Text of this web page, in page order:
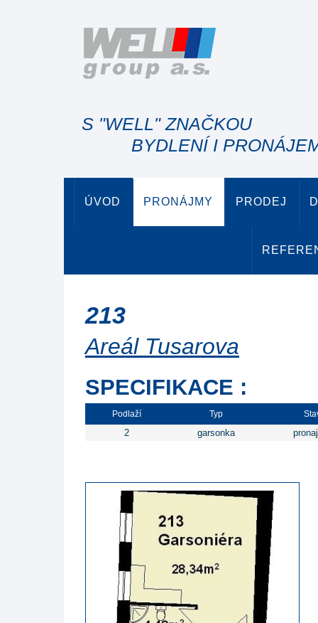
S "WELL" ZNAČKOU
BYDLENÍ I
ÚVOD PRONÁJMY PRODEJ
213
Areál Tusarova
SPECIFIKACE :
Podlaží Typ
2 garsonka